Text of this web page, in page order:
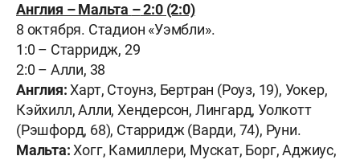
Англия – Мальта –2:0 (2:0)
8 октября. Стадион «Уэмбли».
1:0 – Старридж, 29
2:0 – Алли, 38
Англия:Харт, Стоунз, Бертран (Роуз, 19), Уокер,
Кэйхилл, Алли, Хендерсон, Лингард, Уолкотт
(Рэшфорд, 68), Старридж (Варди, 74), Руни.
Мальта:Хогг, Камиллери, Мускат, Борг, Аджиус,